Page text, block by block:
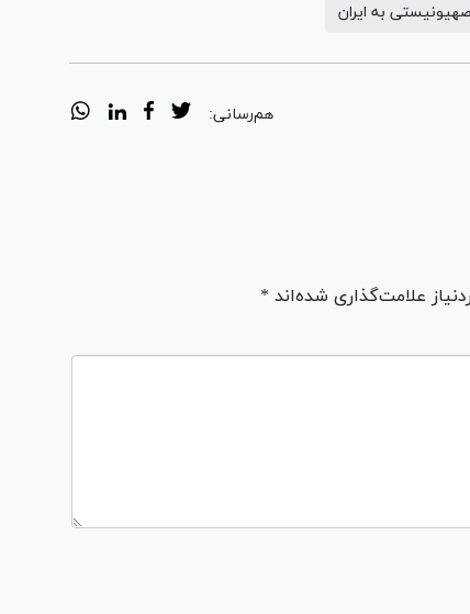
به ایران
هم‌رسانی:
علامت‌گذاری شده‌اند *